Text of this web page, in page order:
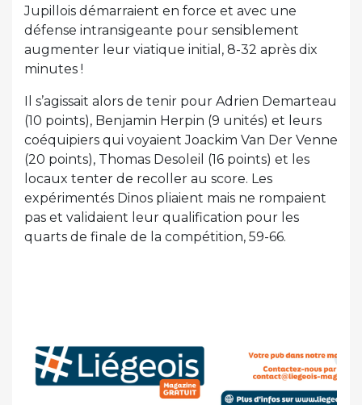
Jupillois démarraient en force et avec une
défense intransigeante pour sensiblement
augmenter leur viatique initial, 8-32 après dix
minutes !
Il s’agissait alors de tenir pour Adrien Demarteau
(10 points), Benjamin Herpin (9 unités) et leurs
coéquipiers qui voyaient Joackim Van Der Venne
(20 points), Thomas Desoleil (16 points) et les
locaux tenter de recoller au score. Les
expérimentés Dinos pliaient mais ne rompaient
pas et validaient leur qualification pour les
quarts de finale de la compétition, 59-66.